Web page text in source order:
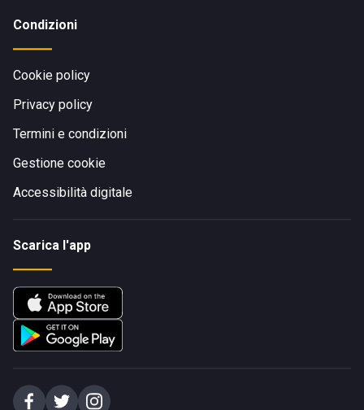
Condizioni
Cookie policy
Privacy policy
Termini e condizioni
Gestione cookie
Accessibilità digitale
Scarica l'app